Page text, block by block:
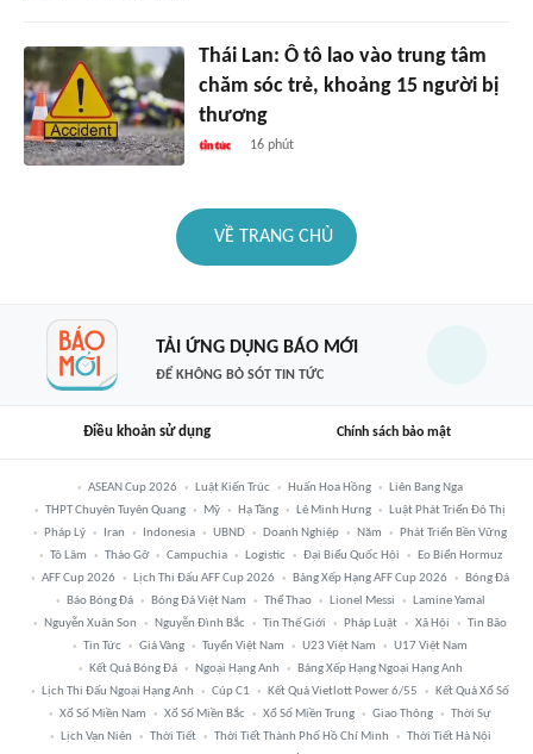
Thái Lan: Ô tô lao vào trung tâm
chăm sóc trẻ, khoảng 15 người bị
thương
16 phút
VỀ TRANG CHỦ
TẢI ỨNG DỤNG BÁO MỚI
ĐỂ KHÔNG BỎ SÓT TIN TỨC
Điều khoản sử dụng Chính sách bảo mật
ASEAN Cup 2026 Luật Kiến Trúc Huấn Hoa Hồng
Liên Bang Nga
THPT Chuyên Tuyên Quang
Mỹ Hạ Tầng Lê Minh Hưng
Luật Phát Triển Đô Thị
Pháp Lý
Iran Indonesia UBND Doanh Nghiệp Năm
Phát Triển Bền Vững
Tô Lâm
Tháo Gỡ Campuchia Logistic Đại Biểu Quốc Hội
Eo Biển Hormuz
AFF Cup 2026
Lịch Thi Đấu AFF Cup 2026 Bảng Xếp Hạng AFF Cup 2026
Bóng Đá
Báo Bóng Đá
Bóng Đá Việt Nam Thể Thao Lionel Messi
Lamine Yamal
Nguyễn Xuân Son
Nguyễn Đình Bắc Tin Thế Giới Pháp Luật Xã Hội
Tin Bão
Tin Tức
Giá Vàng Tuyển Việt Nam U23 Việt Nam
U17 Việt Nam
Kết Quả Bóng Đá
Ngoại Hạng Anh
Bảng Xếp Hạng Ngoại Hạng Anh
Lịch Thi Đấu Ngoại Hạng Anh
Cúp C1 Kết Quả Vietlott Power 6/55
Kết Quả Xổ Số
Xổ Số Miền Nam
Xổ Số Miền Bắc Xổ Số Miền Trung Giao Thông
Thời Sự
Lịch Vạn Niên
Thời Tiết Thời Tiết Thành Phố Hồ Chí Minh
Thời Tiết Hà Nội